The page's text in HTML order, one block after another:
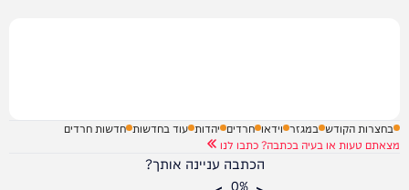
בחצרות הקודש במגזר וידאו חרדים יהדות עוד בחדשות חדשות חרדים
מצאתם טעות או בעיה בכתבה? כתבו לנו
הכתבה עניינה אותך?
0%